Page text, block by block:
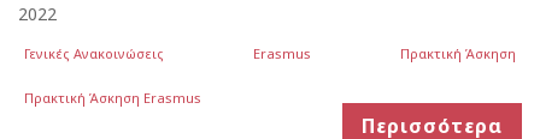
2022
Γενικές Ανακοινώσεις Erasmus Πρακτική Άσκηση
Πρακτική Άσκηση Erasmus
Περισσότερα